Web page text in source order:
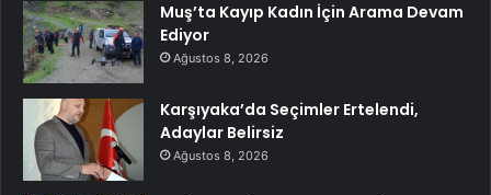
Muş’ta Kayıp Kadın İçin Arama Devam
Ediyor
Ağustos 8, 2026
Karşıyaka’da Seçimler Ertelendi,
Adaylar Belirsiz
Ağustos 8, 2026